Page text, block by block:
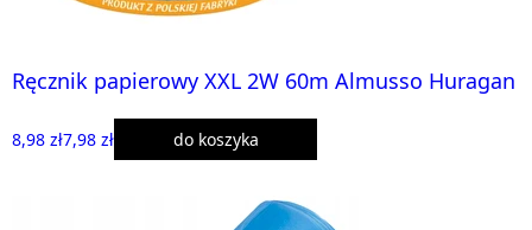
Ręcznik papierowy XXL 2W 60m Almusso Huragan
8,98 zł7,98 zł do koszyka